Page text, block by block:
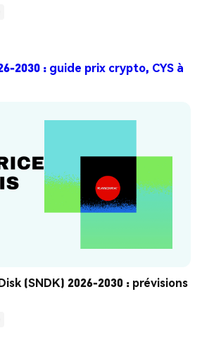
2030 : guide prix crypto, CYS à
(SNDK) 2026-2030 : prévisions